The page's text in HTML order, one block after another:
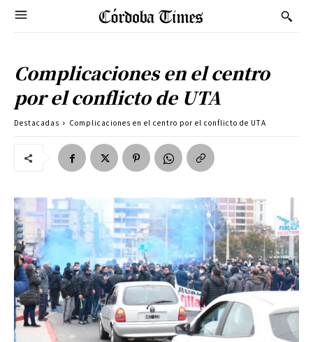
Complicaciones en el centro
por el conflicto de UTA
Destacadas Complicaciones en el centro por el conflicto de UTA